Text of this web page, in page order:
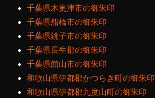
千葉県木更津市の御朱印
千葉県船橋市の御朱印
千葉県銚子市の御朱印
千葉県長生郡の御朱印
千葉県館山市の御朱印
和歌山県伊都郡かつらぎ町の御朱印
和歌山県伊都郡九度山町の御朱印